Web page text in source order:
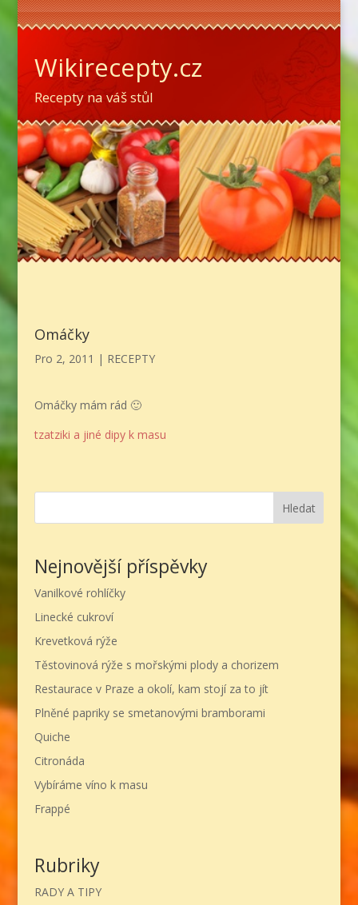
Wikirecepty.cz
Recepty na váš stůl
Omáčky
Pro 2, 2011 | RECEPTY
Omáčky mám rád 🙂
tzatziki a jiné dipy k masu
Hledat
Nejnovější příspěvky
Vanilkové rohlíčky
Linecké cukroví
Krevetková rýže
Těstovinová rýže s mořskými plody a chorizem
Restaurace v Praze a okolí, kam stojí za to jít
Plněné papriky se smetanovými bramborami
Quiche
Citronáda
Vybíráme víno k masu
Frappé
Rubriky
RADY A TIPY